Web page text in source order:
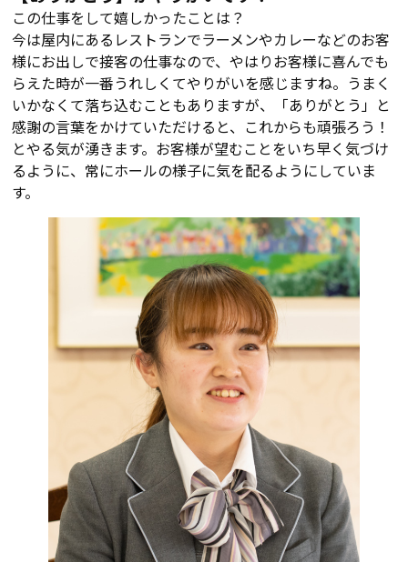
この仕事をして嬉しかったことは？
今は屋内にあるレストランでラーメンやカレーなどのお客
様にお出しで接客の仕事なので、やはりお客様に喜んでも
らえた時が一番うれしくてやりがいを感じますね。うまく
いかなくて落ち込むこともありますが、「ありがとう」と
感謝の言葉をかけていただけると、これからも頑張ろう！
とやる気が湧きます。お客様が望むことをいち早く気づけ
るように、常にホールの様子に気を配るようにしていま
す。